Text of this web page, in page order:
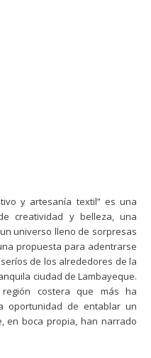
y artesanía textil” es una
creatividad y belleza, una
universo lleno de sorpresas
propuesta para adentrarse
de los alrededores de la
ciudad de Lambayeque.
costera que más ha
oportunidad de entablar un
en boca propia, han narrado